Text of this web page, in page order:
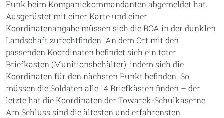
Funk beim Kompaniekommandanten abgemeldet hat.
Ausgerüstet mit einer Karte und einer
Koordinatenangabe müssen sich die BOA in der dunklen
Landschaft zurechtfinden. An dem Ort mit den
passenden Koordinaten befindet sich ein toter
Briefkasten (Munitionsbehälter), indem sich die
Koordinaten für den nächsten Punkt befinden. So
müssen die Soldaten alle 14 Briefkästen finden – der
letzte hat die Koordinaten der Towarek-Schulkaserne.
Am Schluss sind die ältesten und erfahrensten